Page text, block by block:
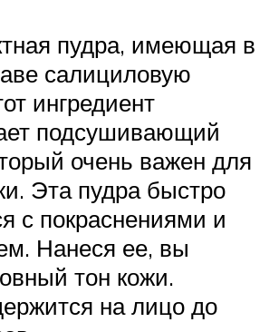
пудра, имеющая в
салициловую
ингредиент
подсушивающий
очень важен для
Эта пудра быстро
с покраснениями и
Нанеся ее, вы
тон кожи.
на лицо до